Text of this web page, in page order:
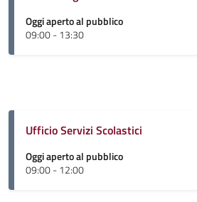
Oggi aperto al pubblico
09:00 - 13:30
Ufficio Servizi Scolastici
Oggi aperto al pubblico
09:00 - 12:00